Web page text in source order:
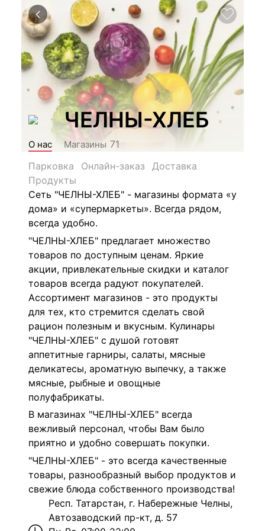
ЧЕЛНЫ-ХЛЕБ
О нас Магазины 71
Парковка
Онлайн-заказ
Доставка
Продукты
Сеть "ЧЕЛНЫ-ХЛЕБ" - магазины формата «у
дома» и «супермаркеты». Всегда рядом,
всегда удобно.
"ЧЕЛНЫ-ХЛЕБ" предлагает множество
товаров по доступным ценам. Яркие
акции, привлекательные скидки и каталог
товаров всегда радуют покупателей.
Ассортимент магазинов - это продукты
для тех, кто стремится сделать свой
рацион полезным и вкусным. Кулинары
"ЧЕЛНЫ-ХЛЕБ" с душой готовят
аппетитные гарниры, салаты, мясные
деликатесы, ароматную выпечку, а также
мясные, рыбные и овощные
полуфабрикаты.
В магазинах "ЧЕЛНЫ-ХЛЕБ" всегда
вежливый персонал, чтобы Вам было
приятно и удобно совершать покупки.
"ЧЕЛНЫ-ХЛЕБ" - это всегда качественные
товары, разнообразный выбор продуктов и
свежие блюда собственного производства!
Респ. Татарстан, г. Набережные Челны,
Автозаводский пр-кт, д. 57